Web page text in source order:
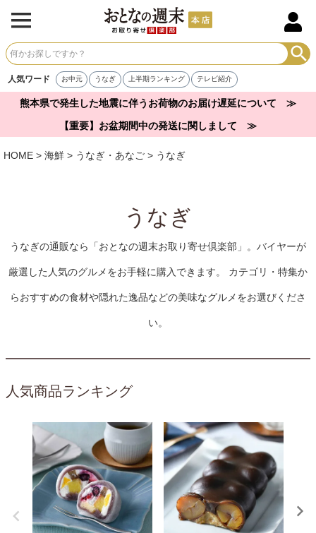
人気ワード お中元 うなぎ 上半期ランキング テレビ紹介
熊本県で発生した地震に伴うお荷物のお届け遅延について ≫
【重要】お盆期間中の発送に関しまして ≫
HOME 海鮮 うなぎ・あなご うなぎ
うなぎ
うなぎの通販なら「おとなの週末お取り寄せ倶楽部」。バイヤーが
厳選した人気のグルメをお手軽に購入できます。 カテゴリ・特集か
らおすすめの食材や隠れた逸品などの美味なグルメをお選びくださ
い。
人気商品ランキング